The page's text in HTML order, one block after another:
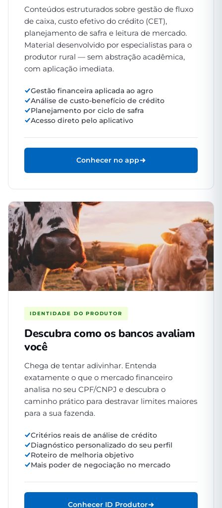
Conteúdos estruturados sobre gestão de fluxo
de caixa, custo efetivo do crédito (CET),
planejamento de safra e leitura de mercado.
Material desenvolvido por especialistas para o
produtor rural — sem abstração acadêmica,
com aplicação imediata.
Gestão financeira aplicada ao agro
Análise de custo-benefício de crédito
Planejamento por ciclo de safra
Acesso direto pelo aplicativo
Conhecer no app
IDENTIDADE DO PRODUTOR
Descubra como os bancos avaliam
você
Chega de tentar adivinhar. Entenda
exatamente o que o mercado financeiro
analisa no seu CPF/CNPJ e descubra o
caminho prático para destravar limites maiores
para a sua fazenda.
Critérios reais de análise de crédito
Diagnóstico personalizado do seu perfil
Roteiro de melhoria objetivo
Mais poder de negociação no mercado
Conhecer ID Produtor